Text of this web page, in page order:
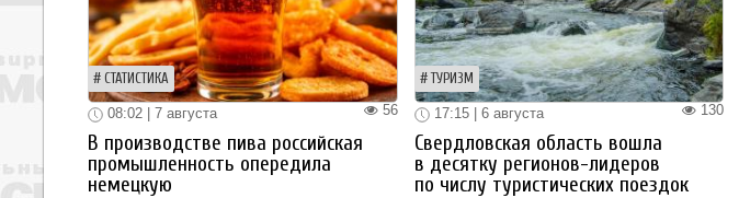
СТАТИСТИКА
56
08:02 | 7 августа
В производстве пива российская
промышленность опередила
немецкую
ТУРИЗМ
130
17:15 | 6 августа
Свердловская область вошла
в десятку регионов-лидеров
по числу туристических поездок